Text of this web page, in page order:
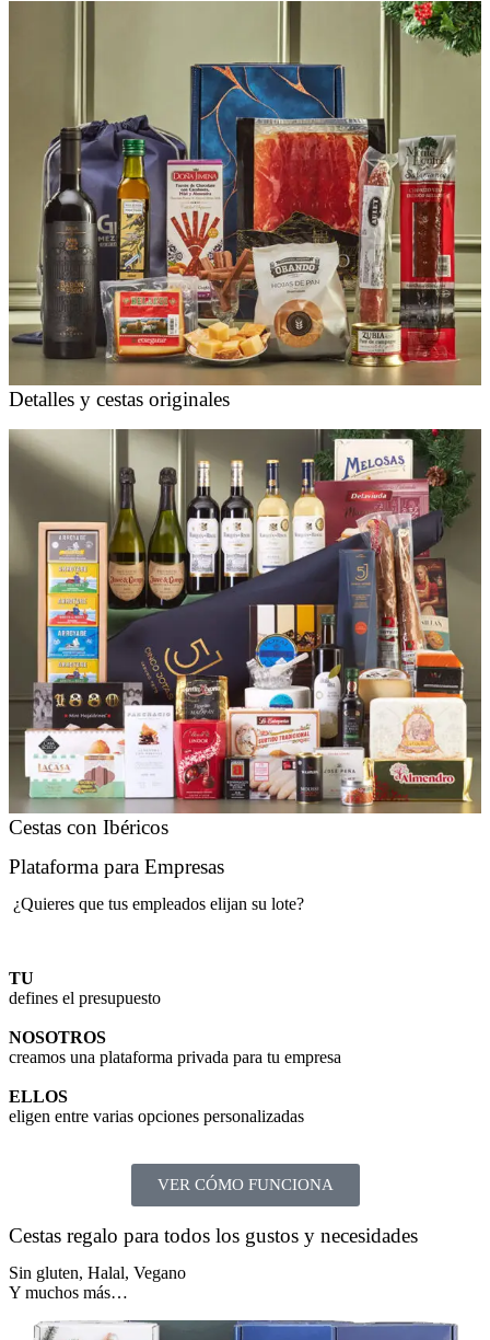
Detalles y cestas originales
Cestas con Ibéricos
Plataforma para Empresas
¿Quieres que tus empleados elijan su lote?
TU
defines el presupuesto
NOSOTROS
creamos una plataforma privada para tu empresa
ELLOS
eligen entre varias opciones personalizadas
VER CÓMO FUNCIONA
Cestas regalo para todos los gustos y necesidades
Sin gluten, Halal, Vegano
Y muchos más…